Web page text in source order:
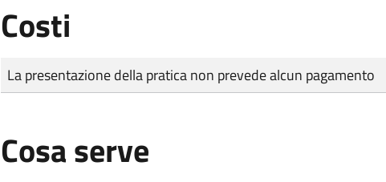
Costi
Tipo di pagamento
Importo
La presentazione della pratica non prevede alcun pagamento
Cosa serve